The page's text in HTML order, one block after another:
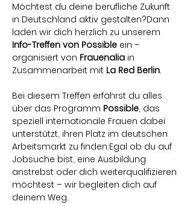
Möchtest du deine berufliche Zukunft
in Deutschland aktiv gestalten?Dann
laden wir dich herzlich zu unserem
Info-Treffen von Possible ein –
organisiert von Frauenalia in
Zusammenarbeit mit La Red Berlin.
Bei diesem Treffen erfährst du alles
über das Programm Possible, das
speziell internationale Frauen dabei
unterstützt, ihren Platz im deutschen
Arbeitsmarkt zu finden.Egal ob du auf
Jobsuche bist, eine Ausbildung
anstrebst oder dich weiterqualifizieren
möchtest – wir begleiten dich auf
deinem Weg.